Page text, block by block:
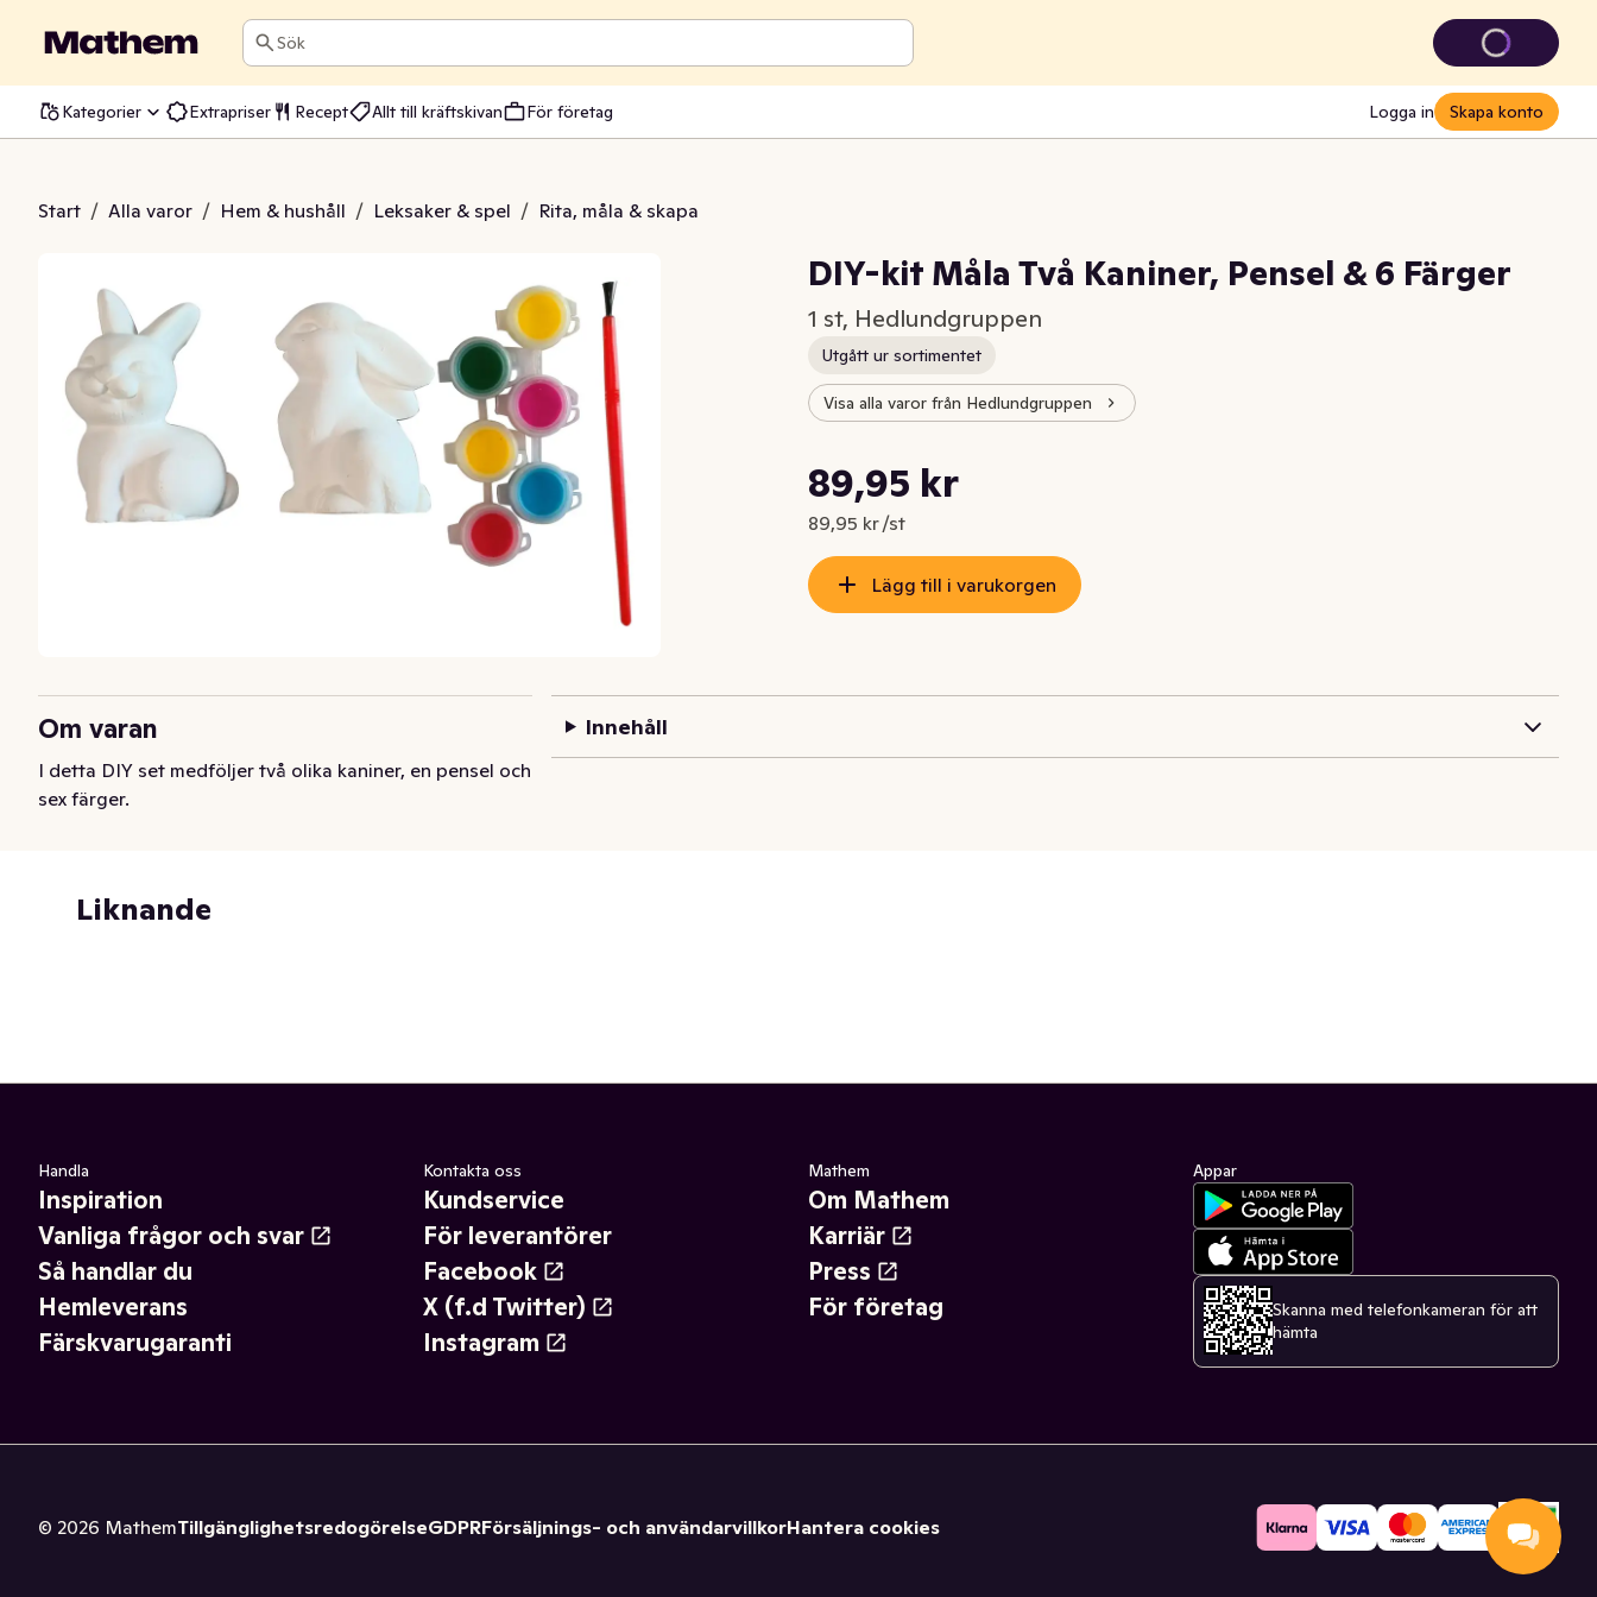
Sök
Kategorier Extrapriser Recept Allt till kräftskivan För företag Logga in Skapa konto
Start / Alla varor / Hem & hushåll / Leksaker & spel / Rita, måla & skapa
Pensel & 6 Färger
DIY-kit Måla Två Kaniner, Pensel & 6 Färger
1 st, Hedlundgruppen
Utgått ur sortimentet
Visa alla varor från Hedlundgruppen
Nuvarande pris är: 89,95 kr
89,95 kr
89,95 kr /st
Styckpris: 89,95 kr /st
Lägg till i varukorgen
Om varan
I detta DIY set medföljer två olika kaniner, en pensel och
sex färger.
Innehåll
Liknande
Handla
Inspiration
Vanliga frågor och svar
Så handlar du
Hemleverans
Färskvarugaranti
Kontakta oss
Kundservice
För leverantörer
Facebook
X (f.d Twitter)
Instagram
Mathem
Om Mathem
Karriär
Press
För företag
Appar
Skanna med telefonkameran för att
hämta
© 2026 MathemTillgänglighetsredogörelseGDPRFörsäljnings- och användarvillkorHantera cookies